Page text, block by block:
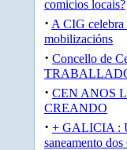
comicios locais?
· A CIG celebra
mobilizacións
· Concello de
· CEN ANOS
CREANDO
· + GALICIA :
saneamento